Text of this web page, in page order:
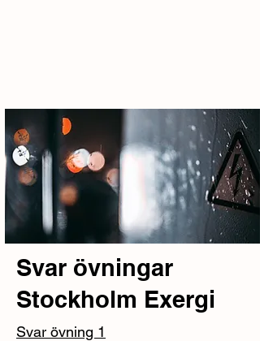
Svar övningar
Stockholm Exergi
Svar övning 1